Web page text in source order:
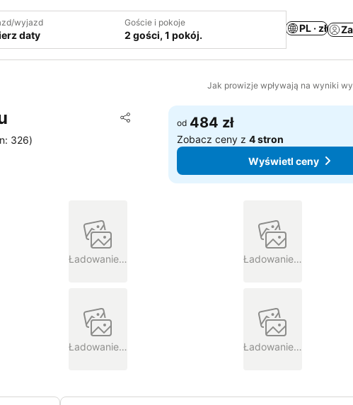
wyjazd
daty
Goście i pokoje
2 gości, 1 pokój.
PL · zł
Jak prowizje wpływają na wyniki
Udostępnij
Dodaj do ulubionych
326)
od 484 zł
Zobacz ceny z4 stron
Wyświetl ceny
Ładowanie… Ładowanie…
Ładowanie… Ładowanie…